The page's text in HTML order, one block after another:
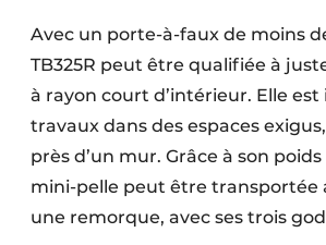
Avec un porte-à-faux de moins
TB325R peut être qualifiée à
à rayon court d’intérieur. Elle est
travaux dans des espaces
près d’un mur. Grâce à son
mini-pelle peut être transportée
une remorque, avec ses trois